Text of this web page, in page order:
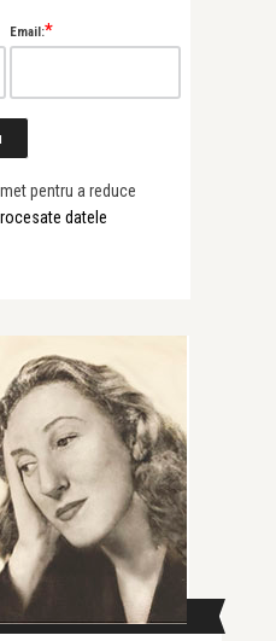
Email:*
pentru a reduce
datele